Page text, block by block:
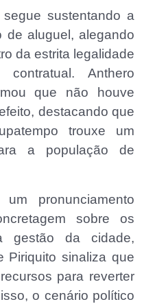
sustentando a
de aluguel, alegando
da estrita legalidade
Anthero
que não houve
destacando que
trouxe um
a população de
pronunciamento
sobre os
gestão da cidade,
Piriquito sinaliza que
para reverter
o cenário político